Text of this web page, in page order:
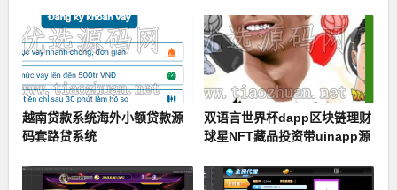
越南贷款系统海外小额贷款源
码套路贷系统
双语言世界杯dapp区块链理财
球星NFT藏品投资带uinapp源